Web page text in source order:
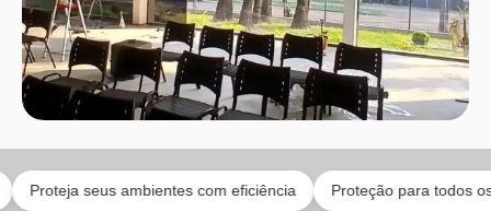
seus ambientes com eficiência Proteção para todos os cômodos